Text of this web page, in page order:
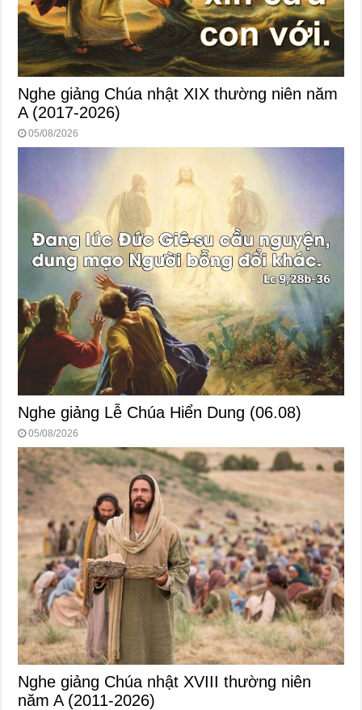
Nghe giảng Chúa nhật XIX thường niên năm
A (2017-2026)
05/08/2026
Nghe giảng Lễ Chúa Hiển Dung (06.08)
05/08/2026
Nghe giảng Chúa nhật XVIII thường niên
năm A (2011-2026)